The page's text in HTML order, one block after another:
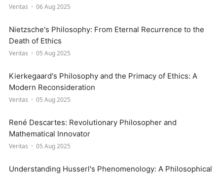
Veritas 06 Aug 2025
Nietzsche's Philosophy: From Eternal Recurrence to the
Death of Ethics
Veritas 05 Aug 2025
Kierkegaard's Philosophy and the Primacy of Ethics: A
Modern Reconsideration
Veritas 05 Aug 2025
René Descartes: Revolutionary Philosopher and
Mathematical Innovator
Veritas 05 Aug 2025
Understanding Husserl's Phenomenology: A Philosophical